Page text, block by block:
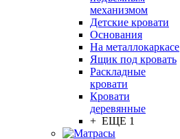
механизмом
Детские кровати
Основания
На металлокаркасе
Ящик под кровать
Раскладные
кровати
Кровати
деревянные
+ ЕЩЕ 1